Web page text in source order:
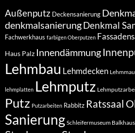
Außenputz Deckensanierung
denkmalsanierungDenkmal
Fachwerkhaus farbigen Oberputzen
Haus Palz Innendämmung
Lehmbau Lehmdecken
lehmplatten Lehmputz
Putz Putzarbeiten Rabbitz Ratssaal
Sanierung Schleifermuseum